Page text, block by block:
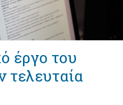
έργο του
τελευταία